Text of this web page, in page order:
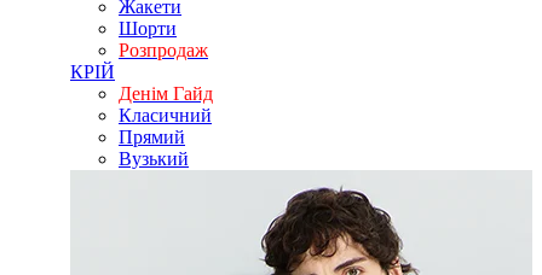
Жакети
Шорти
Розпродаж
КРІЙ
Денім Гайд
Класичний
Прямий
Вузький